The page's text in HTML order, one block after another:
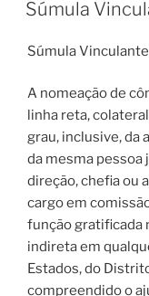
Súmula
Súmula
A nomeação de
linha reta,
grau, inclusive, da
da mesma pessoa
direção, chefia ou
cargo em
função gratificada
indireta em
Estados, do
compreendido o